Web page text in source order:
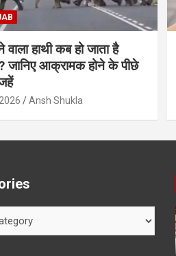
हाथी कब हो जाता है
जानिए आक्रामक होने के पीछे
Ansh Shukla